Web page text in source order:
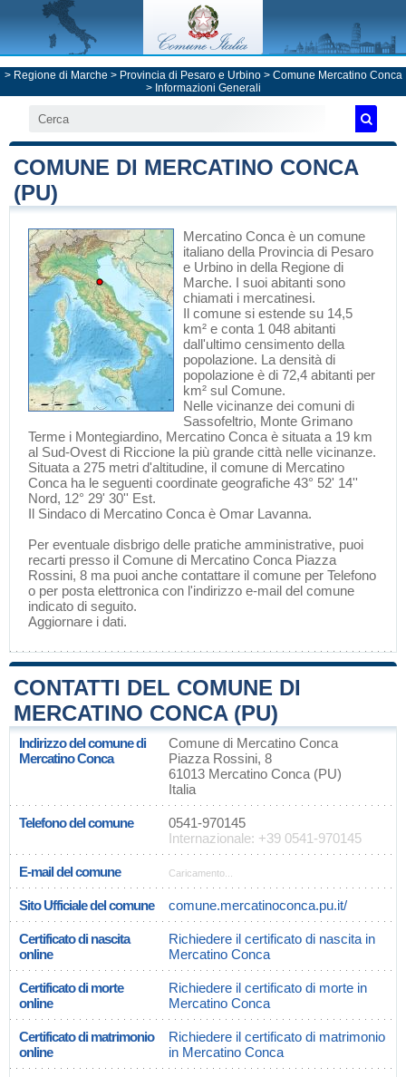
> Regione di Marche > Provincia di Pesaro e Urbino> Comune Mercatino Conca
> Informazioni Generali
COMUNE DI MERCATINO CONCA
(PU)
Mercatino Conca è un comune
italiano della Provincia di Pesaro
e Urbino in della Regione di
Marche. I suoi abitanti sono
chiamati i mercatinesi.
Il comune si estende su 14,5
km² e conta 1 048 abitanti
dall'ultimo censimento della
popolazione. La densità di
popolazione è di 72,4 abitanti per
km² sul Comune.
Nelle vicinanze dei comuni di
Sassofeltrio, Monte Grimano
Terme i Montegiardino, Mercatino Conca è situata a 19 km
al Sud-Ovest di Riccione la più grande città nelle vicinanze.
Situata a 275 metri d'altitudine, il comune di Mercatino
Conca ha le seguenti coordinate geografiche 43° 52' 14''
Nord, 12° 29' 30'' Est.
Il Sindaco di Mercatino Conca è Omar Lavanna.
Per eventuale disbrigo delle pratiche amministrative, puoi
recarti presso il Comune di Mercatino Conca Piazza
Rossini, 8 ma puoi anche contattare il comune per Telefono
o per posta elettronica con l'indirizzo e-mail del comune
indicato di seguito.
Aggiornare i dati.
CONTATTI DEL COMUNE DI
MERCATINO CONCA (PU)
Indirizzo del comune di
Mercatino Conca
Comune di Mercatino Conca
Piazza Rossini, 8
61013 Mercatino Conca (PU)
Italia
Telefono del comune
0541-970145
Internazionale: +39 0541-970145
E-mail del comune Caricamento...
Sito Ufficiale del comune comune.mercatinoconca.pu.it/
Certificato di nascita
online
Richiedere il certificato di nascita in
Mercatino Conca
Certificato di morte
online
Richiedere il certificato di morte in
Mercatino Conca
Certificato di matrimonio
online
Richiedere il certificato di matrimonio
in Mercatino Conca